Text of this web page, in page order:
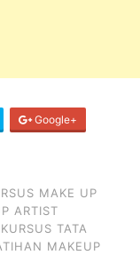
Google+
MAKE UP
ARTIST
TATA
MAKEUP